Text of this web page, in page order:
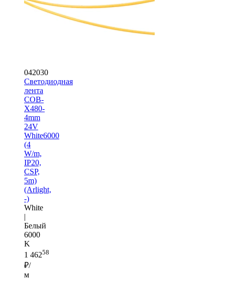
042030
Светодиодная
лента
COB-
X480-
4mm
24V
White6000
(4
W/m,
IP20,
CSP,
5m)
(Arlight,
-)
White
|
Белый
6000
K
1 46258
₽/
м